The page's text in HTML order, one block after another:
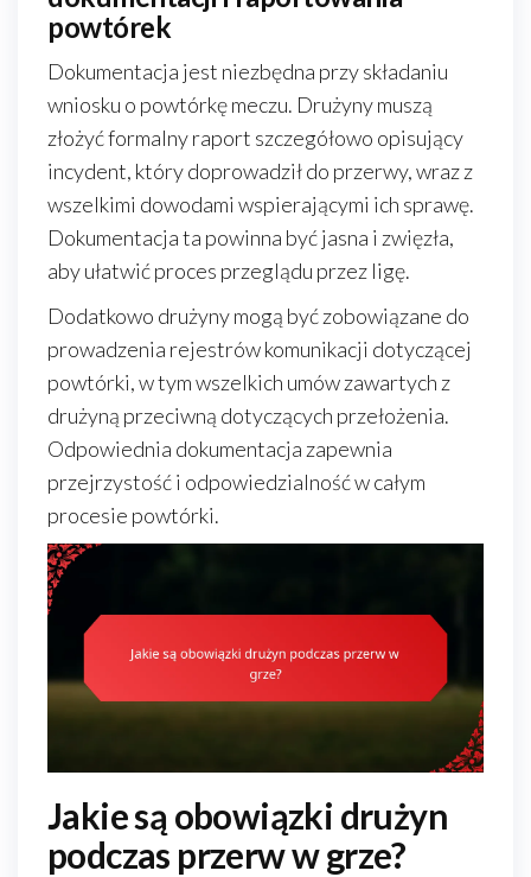
powtórek
Dokumentacja jest niezbędna przy składaniu
wniosku o powtórkę meczu. Drużyny muszą
złożyć formalny raport szczegółowo opisujący
incydent, który doprowadził do przerwy, wraz z
wszelkimi dowodami wspierającymi ich sprawę.
Dokumentacja ta powinna być jasna i zwięzła,
aby ułatwić proces przeglądu przez ligę.
Dodatkowo drużyny mogą być zobowiązane do
prowadzenia rejestrów komunikacji dotyczącej
powtórki, w tym wszelkich umów zawartych z
drużyną przeciwną dotyczących przełożenia.
Odpowiednia dokumentacja zapewnia
przejrzystość i odpowiedzialność w całym
procesie powtórki.
Jakie są obowiązki drużyn
podczas przerw w grze?